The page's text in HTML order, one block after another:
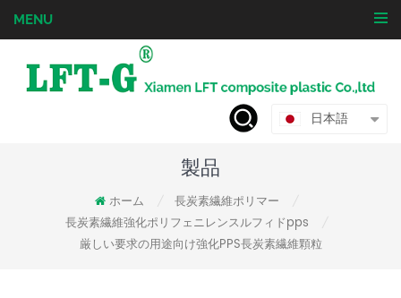
MENU
日本語
製品
ホーム 長炭素繊維ポリマー
長炭素繊維強化ポリフェニレンスルフィドpps
厳しい要求の用途向け強化PPS長炭素繊維顆粒